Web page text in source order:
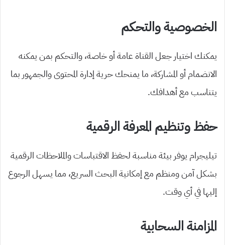
الخصوصية والتحكم
يمكنك اختيار جعل القناة عامة أو خاصة، والتحكم بمن يمكنه
الانضمام أو المشاركة، ما يمنحك حرية إدارة المحتوى والجمهور بما
يتناسب مع أهدافك.
حفظ وتنظيم المعرفة الرقمية
تيليجرام يوفر بيئة مناسبة لحفظ الاقتباسات والملاحظات الرقمية
بشكل آمن ومنظم مع إمكانية البحث السريع، مما يسهل الرجوع
إليها في أي وقت.
المزامنة السحابية